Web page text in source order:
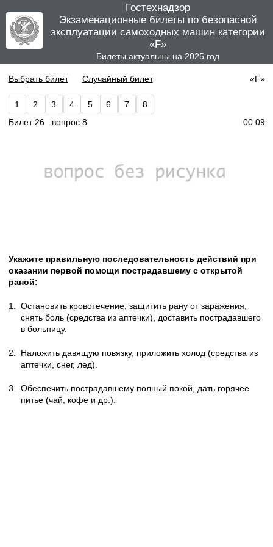
Гостехнадзор
Экзаменационные билеты по безопасной
эксплуатации самоходных машин категории
«F»
Билеты актуальны на 2025 год
Выбрать билет Случайный билет «F»
1 2 3 4 5 6 7
8
Билет 26 вопрос 8
00:09
Укажите правильную последовательность действий при
оказании первой помощи пострадавшему с открытой
раной:
1.
Остановить кровотечение, защитить рану от заражения,
снять боль (средства из аптечки), доставить пострадавшего
в больницу.
2.
Наложить давящую повязку, приложить холод (средства из
аптечки, снег, лед).
3.
Обеспечить пострадавшему полный покой, дать горячее
питье (чай, кофе и др.).